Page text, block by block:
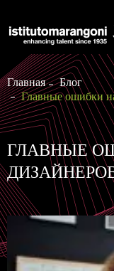
Главная
Блог
Главные ошибки
ГЛАВНЫЕ